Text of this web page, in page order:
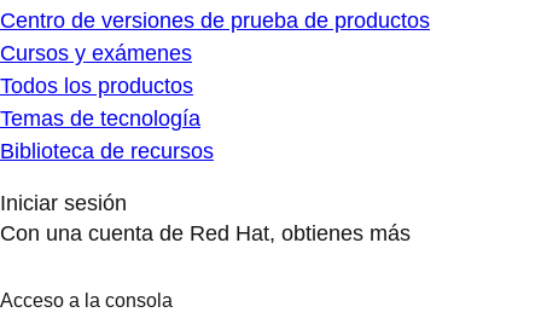
Centro de versiones de prueba de productos
Cursos y exámenes
Todos los productos
Temas de tecnología
Biblioteca de recursos
Iniciar sesión
Con una cuenta de Red Hat, obtienes más
Acceso a la consola